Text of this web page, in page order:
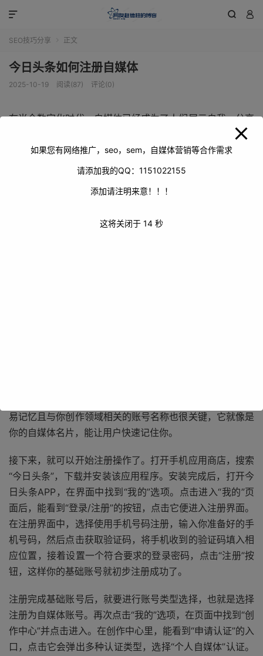
 

SEO技巧分享 正文
今日头条如何注册自媒体
2025-10-19 阅读(87) 评论(0)
在当今数字化时代，自媒体已经成为了人们展示自我、分享
见解、传播信息的重要平台。今日头条作为国内极具影响力
的信息平台，为众多创作者提供了广阔的发展空间。对于那
些想要在今日头条注册自媒体账号开启创作之旅的人来说，
今日头条注册自媒体的具体步骤。
易记忆且与你创作领域相关的账号名称也很关键，它就像是
你的自媒体名片，能让用户快速记住你。
接下来，就可以开始注册操作了。打开手机应用商店，搜索
“今日头条”，下载并安装该应用程序。安装完成后，打开今
日头条APP，在界面中找到“我的”选项。点击进入“我的”页
面后，能看到“登录/注册”的按钮，点击它便进入注册界面。
在注册界面中，选择使用手机号码注册，输入你准备好的手
机号码，然后点击获取验证码，将手机收到的验证码填入相
应位置，接着设置一个符合要求的登录密码，点击“注册”按
钮，这样你的基础账号就初步注册成功了。
注册完成基础账号后，就要进行账号类型选择，也就是选择
注册为自媒体账号。再次点击“我的”选项，在页面中找到“创
作中心”并点击进入。在创作中心里，能看到“申请认证”的入
口，点击它会弹出多种认证类型，选择“个人自媒体”认证。
如果您有网络推广，seo，sem，自媒体营销等合作需求
请添加我的QQ：1151022155
添加请注明来意！！！
这将关闭于 14 秒